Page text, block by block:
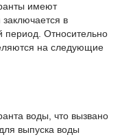
имеют
в
период. Относительно
на следующие
воды, что вызвано
выпуска воды